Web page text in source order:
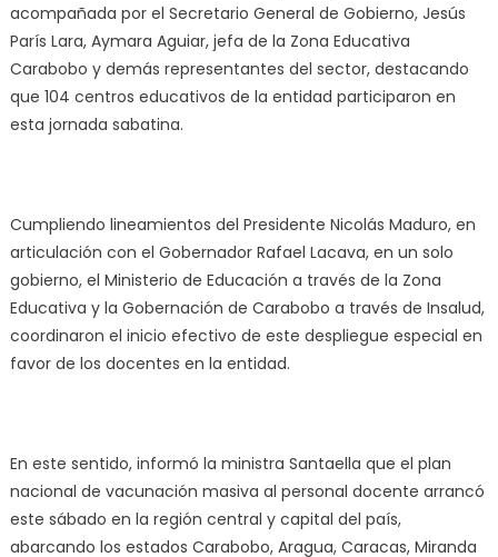
acompañada por el Secretario General de Gobierno, Jesús
París Lara, Aymara Aguiar, jefa de la Zona Educativa
Carabobo y demás representantes del sector, destacando
que 104 centros educativos de la entidad participaron en
esta jornada sabatina.
Cumpliendo lineamientos del Presidente Nicolás Maduro, en
articulación con el Gobernador Rafael Lacava, en un solo
gobierno, el Ministerio de Educación a través de la Zona
Educativa y la Gobernación de Carabobo a través de Insalud,
coordinaron el inicio efectivo de este despliegue especial en
favor de los docentes en la entidad.
En este sentido, informó la ministra Santaella que el plan
nacional de vacunación masiva al personal docente arrancó
este sábado en la región central y capital del país,
abarcando los estados Carabobo, Aragua, Caracas, Miranda